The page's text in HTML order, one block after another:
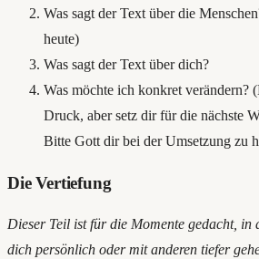
Was sagt der Text über die
heute)
Was sagt der Text über dich?
Was möchte ich konkret verändern?
Druck, aber setz dir für die nächste
Bitte Gott dir bei der Umsetzung zu
Die Vertiefung
Dieser Teil ist für die Momente gedacht, in
dich persönlich oder mit anderen tiefer